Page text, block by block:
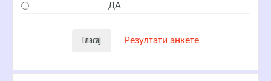
ДА
Резултати анкете